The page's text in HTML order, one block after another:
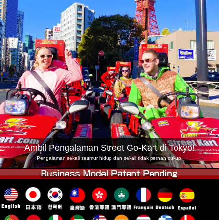
Soalan Lazim
Tempahan
Tukar Kedai
Tokyo Shinagawa Tokyo Akihabara#1
Tokyo Akihabara#2 Tokyo Shibuya
Tokyo Shibuya Annex Tokyo Bay
Tokyo Asakusa Osaka
Okinawa
Ambil Pengalaman Street Go-Kart di Tokyo!
Pengalaman sekali seumur hidup dan sekali tidak pernah cukup!